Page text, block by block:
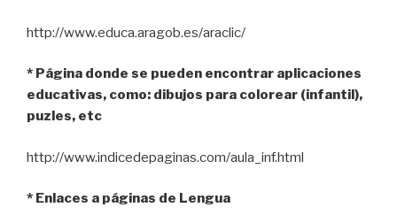
http://www.educa.aragob.es/araclic/
* Página donde se pueden encontrar aplicaciones
educativas, como: dibujos para colorear (infantil),
puzles, etc
http://www.indicedepaginas.com/aula_inf.html
* Enlaces a páginas de Lengua